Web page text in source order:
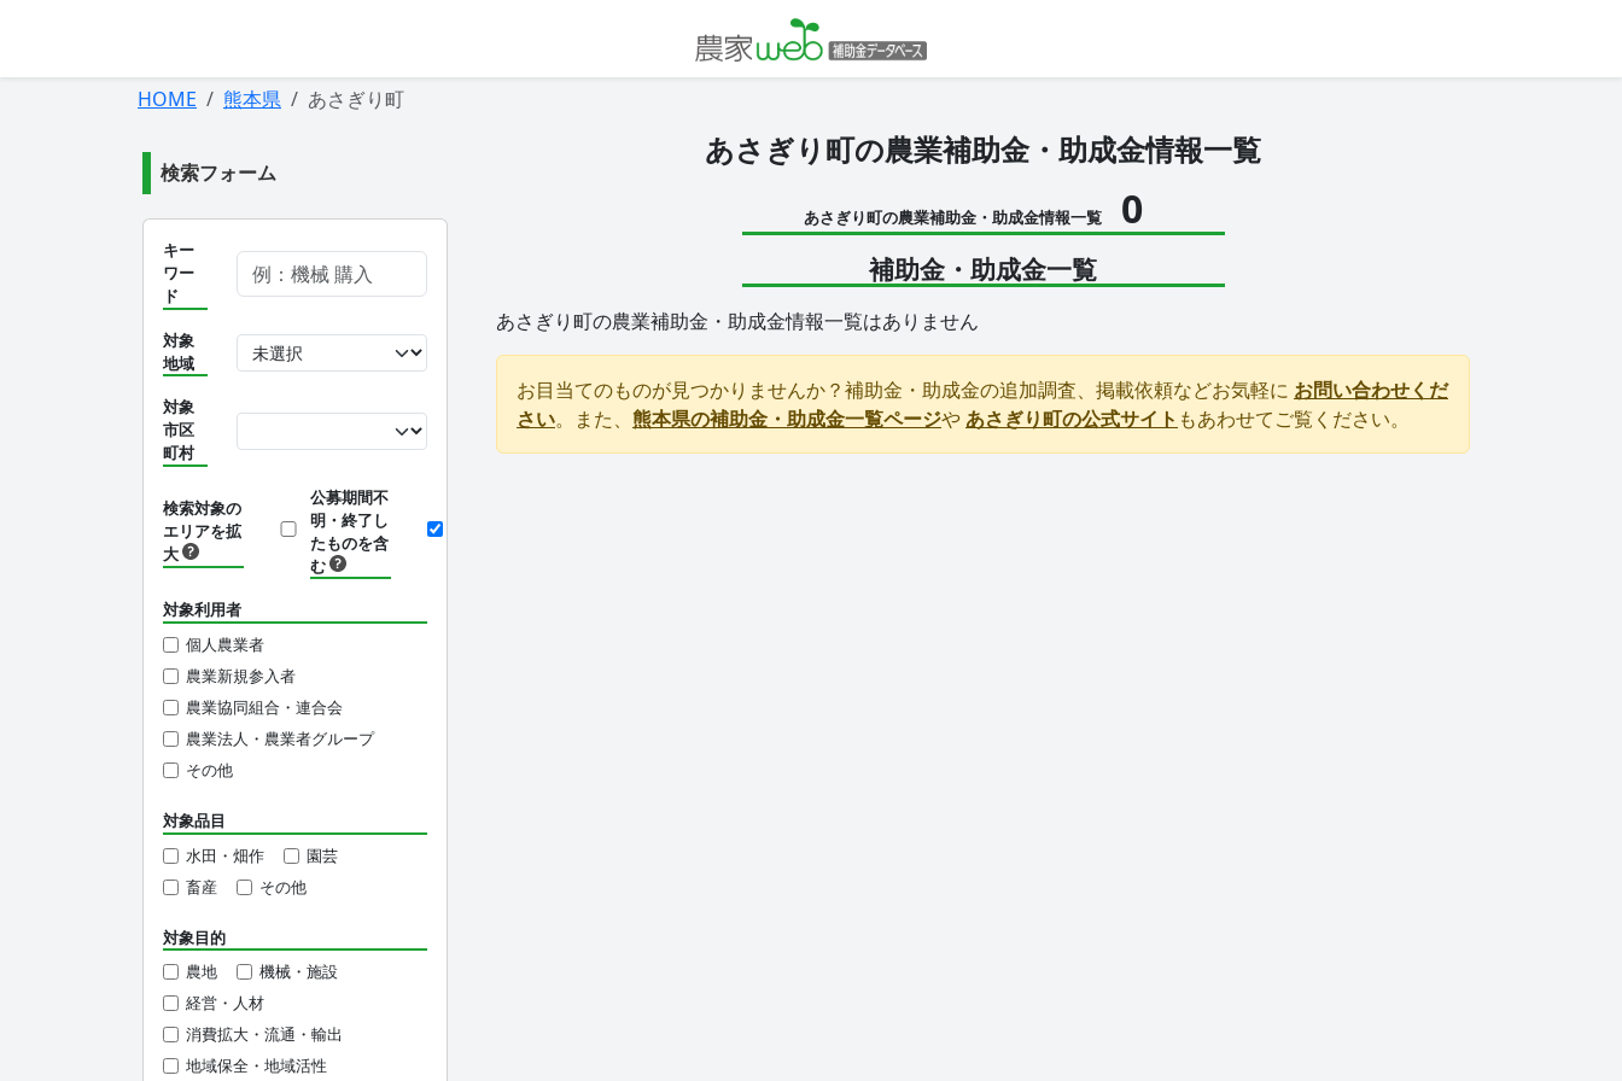
HOME 熊本県 あさぎり町
検索フォーム
キー
ワー
ド
対象
地域
対象
市区
町村
検索対象の
エリアを拡
大
公募期間不
明・終了し
たものを含
む
対象利用者
個人農業者
農業新規参入者
農業協同組合・連合会
農業法人・農業者グループ
その他
対象品目
水田・畑作
園芸
畜産
その他
対象目的
農地
機械・施設
経営・人材
消費拡大・流通・輸出
地域保全・地域活性
あさぎり町の農業補助金・助成金情報一覧
あさぎり町の農業補助金・助成金情報一覧 0
補助金・助成金一覧
あさぎり町の農業補助金・助成金情報一覧はありません
お目当てのものが見つかりませんか？補助金・助成金の追加調査、掲載依頼などお気軽に お問い合わせくだ
さい。また、 熊本県の補助金・助成金一覧ページや あさぎり町の公式サイト もあわせてご覧ください。